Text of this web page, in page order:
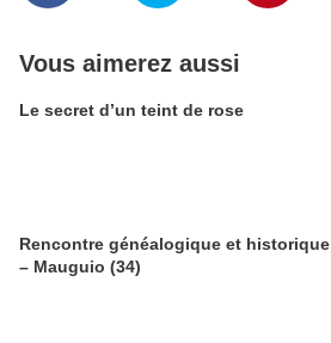
Vous aimerez aussi
Le secret d’un teint de rose
Rencontre généalogique et historique
– Mauguio (34)